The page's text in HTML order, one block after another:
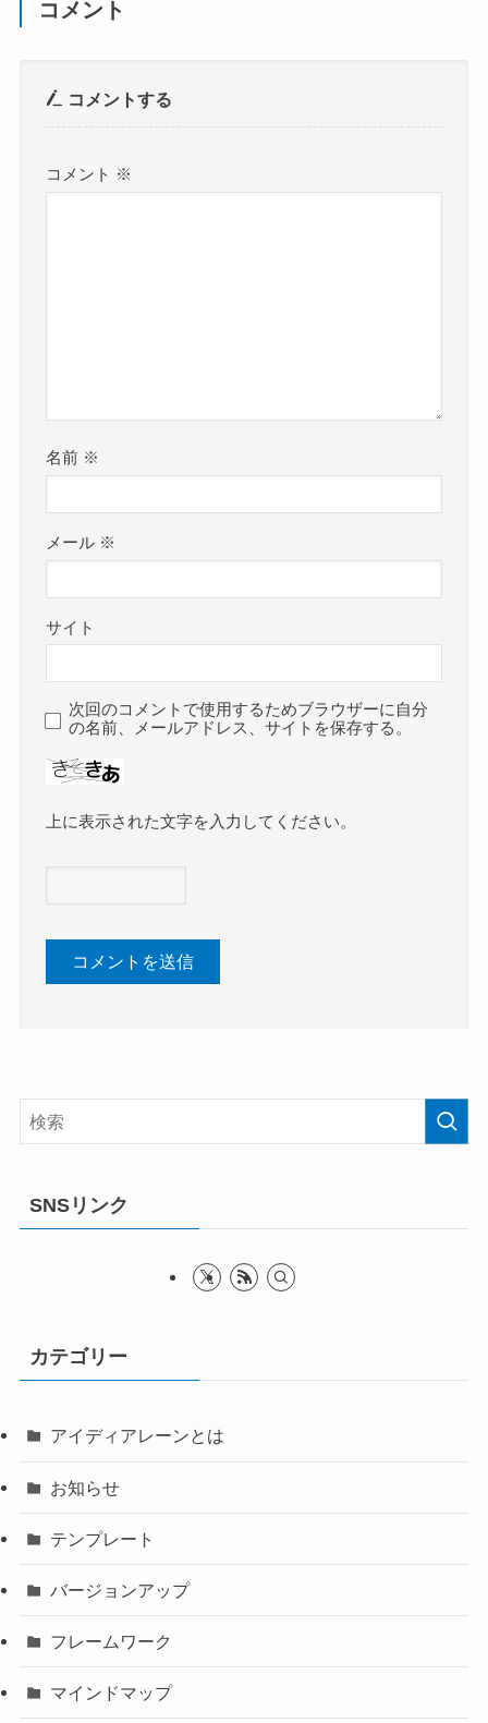
コメント
コメントする
コメント ※
名前 ※
メール ※
サイト
次回のコメントで使用するためブラウザーに自分
の名前、メールアドレス、サイトを保存する。
上に表示された文字を入力してください。
SNSリンク
カテゴリー
アイディアレーンとは
お知らせ
テンプレート
バージョンアップ
フレームワーク
マインドマップ